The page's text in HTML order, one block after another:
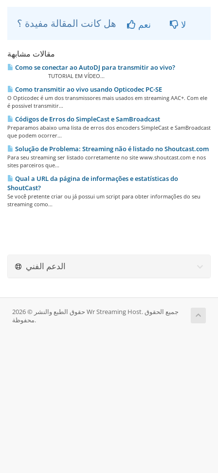
نعم لا
مقالات مشابهة
Como se conectar ao AutoDJ para transmitir ao vivo?
TUTORIAL EM VÍDEO...
Como transmitir ao vivo usando Opticodec PC-SE
O Opticodec é um dos transmissores mais usados em streaming AAC+. Com ele
é possivel transmitir...
Códigos de Erros do SimpleCast e SamBroadcast
Preparamos abaixo uma lista de erros dos encoders SimpleCast e SamBroadcast
que podem ocorrer...
Solução de Problema: Streaming não é listado no Shoutcast.com
Para seu streaming ser listado corretamente no site www.shoutcast.com e nos
sites parceiros que...
Qual a URL da página de informações e estatísticas do
ShoutCast?
Se você pretente criar ou já possui um script para obter informações do seu
streaming como...
الدعم الفني
حقوق الطبع والنشر © 2026 Wr Streaming Host. جميع الحقوق
محفوظة.